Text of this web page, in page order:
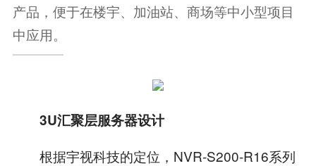
产品，便于在楼宇、加油站、商场等中小型项目
中应用。
3U汇聚层服务器设计
根据宇视科技的定位，NVR-S200-R16系列